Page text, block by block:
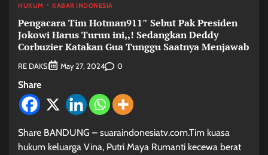
HUKUM KABAR INDONESIA
Pengacara Tim Hotman911″ Sebut Pak Presiden
Jokowi Harus Turun ini,,! Sedangkan Deddy
Corbuzier Katakan Gua Tunggu Saatnya Menjawab
RE DAKSI May 27, 2024 0
Share
Share BANDUNG – suaraindonesiatv.com.Tim kuasa
hukum keluarga Vina, Putri Maya Rumanti kecewa berat